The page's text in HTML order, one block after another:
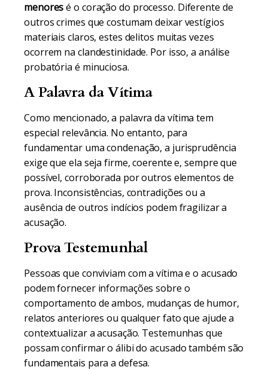
menoresé o coração do processo. Diferente de
outros crimes que costumam deixar vestígios
materiais claros, estes delitos muitas vezes
ocorrem na clandestinidade. Por isso, a análise
probatória é minuciosa.
A Palavra da Vítima
Como mencionado, a palavra da vítima tem
especial relevância. No entanto, para
fundamentar uma condenação, a jurisprudência
exige que ela seja firme, coerente e, sempre que
possível, corroborada por outros elementos de
prova. Inconsistências, contradições ou a
ausência de outros indícios podem fragilizar a
acusação.
Prova Testemunhal
Pessoas que conviviam com a vítima e o acusado
podem fornecer informações sobre o
comportamento de ambos, mudanças de humor,
relatos anteriores ou qualquer fato que ajude a
contextualizar a acusação. Testemunhas que
possam confirmar o álibi do acusado também são
fundamentais para a defesa.